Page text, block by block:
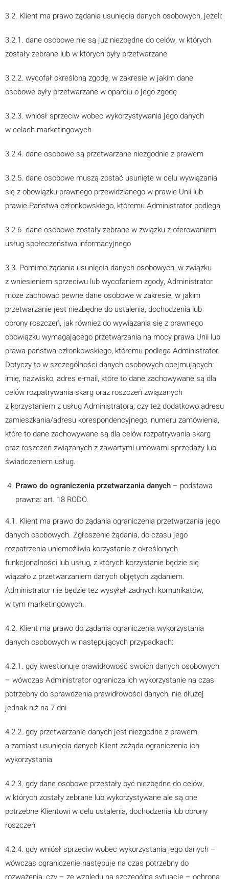
3.2. Klient ma prawo żądania usunięcia danych osobowych, jeżeli:
3.2.1. dane osobowe nie są już niezbędne do celów, w których
zostały zebrane lub w których były przetwarzane
3.2.2. wycofał określoną zgodę, w zakresie w jakim dane
osobowe były przetwarzane w oparciu o jego zgodę
3.2.3. wniósł sprzeciw wobec wykorzystywania jego danych
w celach marketingowych
3.2.4. dane osobowe są przetwarzane niezgodnie z prawem
3.2.5. dane osobowe muszą zostać usunięte w celu wywiązania
się z obowiązku prawnego przewidzianego w prawie Unii lub
prawie Państwa członkowskiego, któremu Administrator podlega
3.2.6. dane osobowe zostały zebrane w związku z oferowaniem
usług społeczeństwa informacyjnego
3.3. Pomimo żądania usunięcia danych osobowych, w związku
z wniesieniem sprzeciwu lub wycofaniem zgody, Administrator
może zachować pewne dane osobowe w zakresie, w jakim
przetwarzanie jest niezbędne do ustalenia, dochodzenia lub
obrony roszczeń, jak również do wywiązania się z prawnego
obowiązku wymagającego przetwarzania na mocy prawa Unii lub
prawa państwa członkowskiego, któremu podlega Administrator.
Dotyczy to w szczególności danych osobowych obejmujących:
imię, nazwisko, adres e-mail, które to dane zachowywane są dla
celów rozpatrywania skarg oraz roszczeń związanych
z korzystaniem z usług Administratora, czy też dodatkowo adresu
zamieszkania/adresu korespondencyjnego, numeru zamówienia,
które to dane zachowywane są dla celów rozpatrywania skarg
oraz roszczeń związanych z zawartymi umowami sprzedaży lub
świadczeniem usług.
Prawo do ograniczenia przetwarzania danych– podstawa
prawna: art. 18 RODO.
4.1. Klient ma prawo do żądania ograniczenia przetwarzania jego
danych osobowych. Zgłoszenie żądania, do czasu jego
rozpatrzenia uniemożliwia korzystanie z określonych
funkcjonalności lub usług, z których korzystanie będzie się
wiązało z przetwarzaniem danych objętych żądaniem.
Administrator nie będzie też wysyłał żadnych komunikatów,
w tym marketingowych.
4.2. Klient ma prawo do żądania ograniczenia wykorzystania
danych osobowych w następujących przypadkach:
4.2.1. gdy kwestionuje prawidłowość swoich danych osobowych
– wówczas Administrator ogranicza ich wykorzystanie na czas
potrzebny do sprawdzenia prawidłowości danych, nie dłużej
jednak niż na 7 dni
4.2.2. gdy przetwarzanie danych jest niezgodne z prawem,
a zamiast usunięcia danych Klient zażąda ograniczenia ich
wykorzystania
4.2.3. gdy dane osobowe przestały być niezbędne do celów,
w których zostały zebrane lub wykorzystywane ale są one
potrzebne Klientowi w celu ustalenia, dochodzenia lub obrony
roszczeń
4.2.4. gdy wniósł sprzeciw wobec wykorzystania jego danych –
wówczas ograniczenie następuje na czas potrzebny do